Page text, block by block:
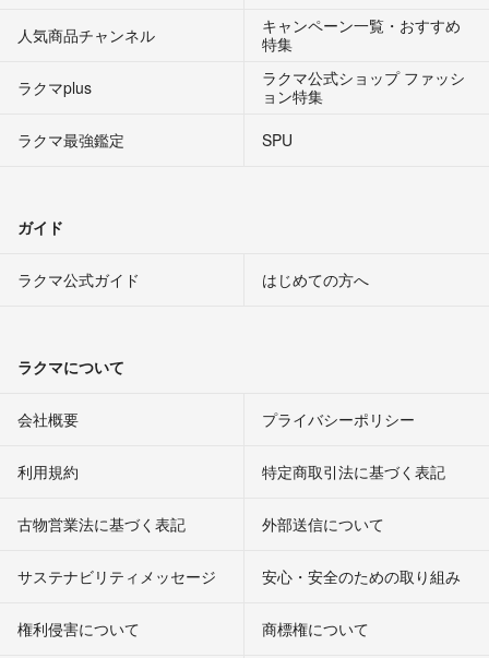
人気商品チャンネル
キャンペーン一覧・おすすめ
特集
ラクマplus
ラクマ公式ショップ ファッシ
ョン特集
ラクマ最強鑑定
SPU
ガイド
ラクマ公式ガイド はじめての方へ
ラクマについて
会社概要 プライバシーポリシー
利用規約 特定商取引法に基づく表記
古物営業法に基づく表記 外部送信について
サステナビリティメッセージ 安心・安全のための取り組み
権利侵害について
商標権について